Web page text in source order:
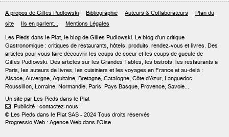
A propos de Gilles Pudlowski Bibliographie Auteurs & Collaborateurs
Plan du
site
Ils en parlent... Mentions Légales
Les Pieds dans le Plat, le blog de Gilles Pudlowski. Le blog d'un critique
Gastronomique : critiques de restaurants, hôtels, produits, rendez-vous et livres. Des
articles pour vous faire découvrir les coups de coeur et les coups de gueule de
Gilles Pudlowski. Des articles sur les Grandes Tables, les bistrots, les restaurants à
Paris, les auteurs de livres, les cuisiniers et les voyages en France et au-delà :
Alsace, Auvergne, Aquitaine, Bretagne, Catalogne, Côte d'Azur, Languedoc-
Roussillon, Lorraine, Normandie, Paris, Pays Basque, Provence, Savoie...
Un site par Les Pieds dans le Plat
 Publicité : contactez-nous.
© Les Pieds dans le Plat SAS - 2024 Tous droits réservés
Progressio Web : Agence Web dans l'Oise